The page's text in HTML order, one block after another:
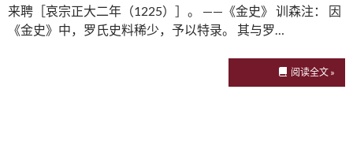
来聘［哀宗正大二年（1225）］。 ——《金史》 训森注： 因
《金史》中，罗氏史料稀少，予以特录。 其与罗…
阅读全文 »